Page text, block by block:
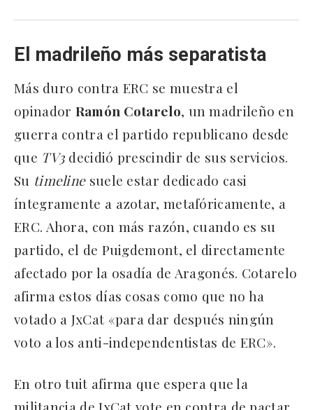
El madrileño más separatista
Más duro contra ERC se muestra el
opinador Ramón Cotarelo, un madrileño en
guerra contra el partido republicano desde
que TV3 decidió prescindir de sus servicios.
Su timeline suele estar dedicado casi
íntegramente a azotar, metafóricamente, a
ERC. Ahora, con más razón, cuando es su
partido, el de Puigdemont, el directamente
afectado por la osadía de Aragonés. Cotarelo
afirma estos días cosas como que no ha
votado a JxCat «para dar después ningún
voto a los anti-independentistas de ERC».
En otro tuit afirma que espera que la
militancia de JxCat vote en contra de pactar